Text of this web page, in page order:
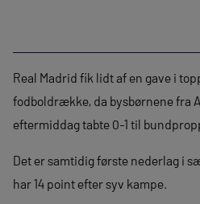
Real Madrid fik lidt af en gave i
fodboldrække, da bysbørnene fra
eftermiddag tabte 0-1 til
Det er samtidig første nederlag i
har 14 point efter syv kampe.